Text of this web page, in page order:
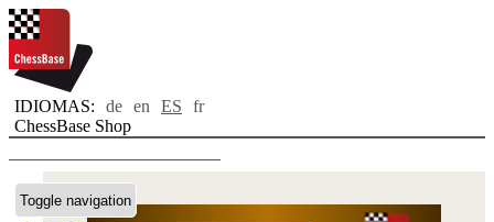
IDIOMAS: de en ES
fr
ChessBase Shop
Toggle navigation